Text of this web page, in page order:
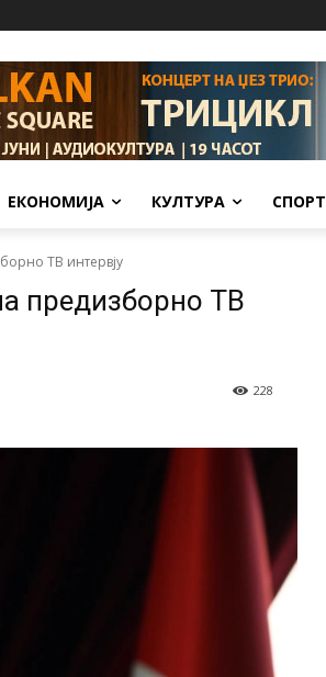
ЕКОНОМИЈА КУЛТУРА СПОРТ
ТВ интервју
предизборно ТВ
228